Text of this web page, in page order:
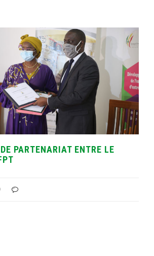
PARTENARIAT ENTRE LE